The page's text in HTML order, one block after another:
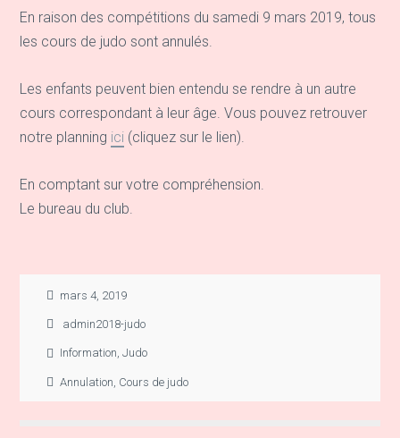
En raison des compétitions du samedi 9 mars 2019, tous
les cours de judo sont annulés.
Les enfants peuvent bien entendu se rendre à un autre
cours correspondant à leur âge. Vous pouvez retrouver
notre planning ici (cliquez sur le lien).
En comptant sur votre compréhension.
Le bureau du club.
mars 4, 2019
admin2018-judo
Information,Judo
Annulation Cours de judo